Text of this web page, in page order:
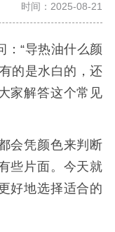
时间：2025-08-21
：“导热油什么颜
的是水白的，还
家解答这个常见
会凭颜色来判断
些片面。今天就
好地选择适合的